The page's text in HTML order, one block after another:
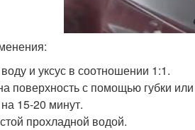
и уксус в соотношении 1:1.
поверхность с помощью губки
15-20 минут.
прохладной водой.